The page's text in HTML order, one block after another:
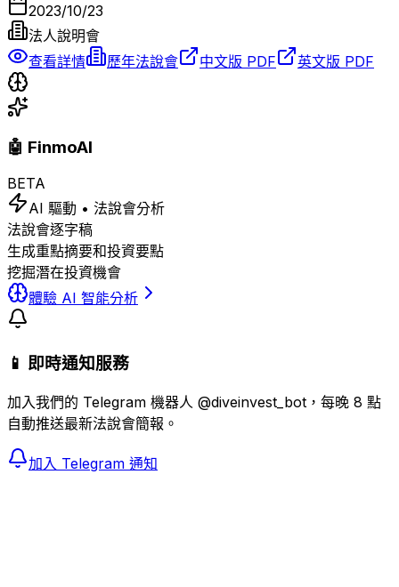
2023/10/23
法人說明會
查看詳情
歷年法說會 中文版 PDF 英文版 PDF
🤖 FinmoAI
BETA
AI 驅動 • 法說會分析
法說會逐字稿
生成重點摘要和投資要點
挖掘潛在投資機會
體驗 AI 智能分析
📱 即時通知服務
加入我們的 Telegram 機器人 @diveinvest_bot，每晚 8 點
自動推送最新法說會簡報。
加入 Telegram 通知